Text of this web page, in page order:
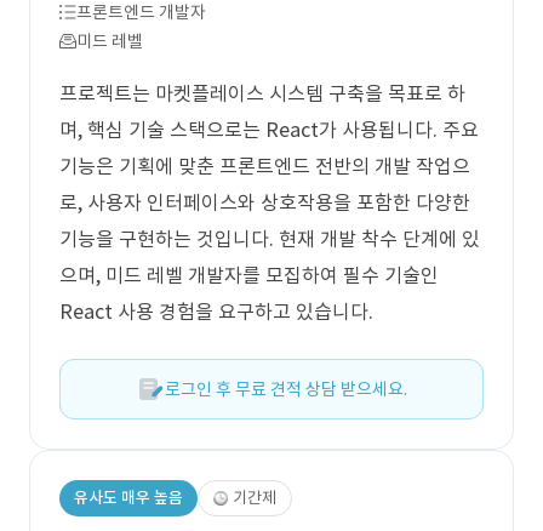
프론트엔드 개발자
미드 레벨
프로젝트는 마켓플레이스 시스템 구축을 목표로 하
며, 핵심 기술 스택으로는 React가 사용됩니다. 주요
기능은 기획에 맞춘 프론트엔드 전반의 개발 작업으
로, 사용자 인터페이스와 상호작용을 포함한 다양한
기능을 구현하는 것입니다. 현재 개발 착수 단계에 있
으며, 미드 레벨 개발자를 모집하여 필수 기술인
React 사용 경험을 요구하고 있습니다.
로그인 후 무료 견적 상담 받으세요.
유사도 매우 높음 기간제